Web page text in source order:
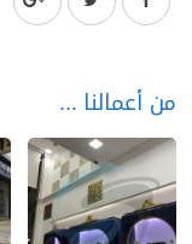
من أعمالنا